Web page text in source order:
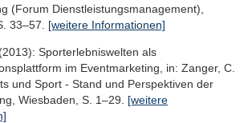
(Forum Dienstleistungsmanagement),
33–57. [weitere Informationen]
Sporterlebniswelten als
im Eventmarketing, in: Zanger, C.
und Sport - Stand und Perspektiven der
Wiesbaden, S. 1–29. [weitere